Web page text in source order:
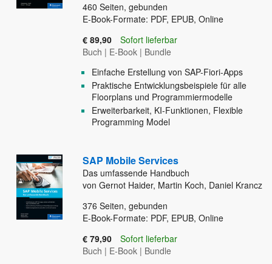
460 Seiten, gebunden
E-Book-Formate: PDF, EPUB, Online
€ 89,90
Sofort lieferbar
Buch | E-Book | Bundle
Einfache Erstellung von SAP-Fiori-Apps
Praktische Entwicklungsbeispiele für alle
Floorplans und Programmiermodelle
Erweiterbarkeit, KI-Funktionen, Flexible
Programming Model
SAP Mobile Services
Das umfassende Handbuch
von Gernot Haider, Martin Koch, Daniel Krancz
376 Seiten, gebunden
E-Book-Formate: PDF, EPUB, Online
€ 79,90
Sofort lieferbar
Buch | E-Book | Bundle